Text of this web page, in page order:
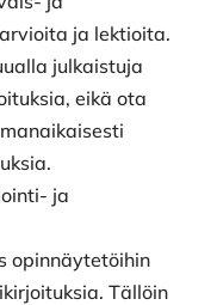
ja lektioita.
julkaistuja
eikä ota
ja
opinnäytetöihin
Tällöin